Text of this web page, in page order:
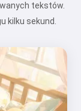
tekstów.
kilku sekund.